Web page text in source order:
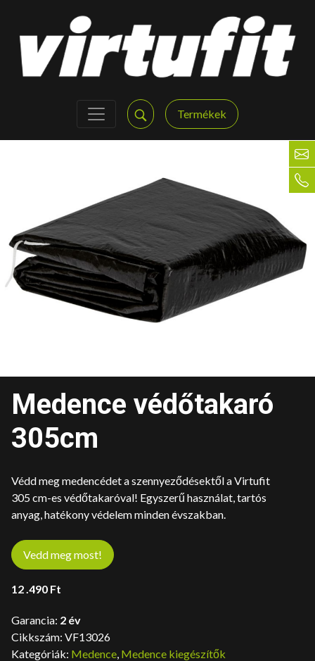
Termékek
Medence védőtakaró
305cm
Védd meg medencédet a szennyeződésektől a Virtufit
305 cm-es védőtakaróval! Egyszerű használat, tartós
anyag, hatékony védelem minden évszakban.
Vedd meg most!
12 .490 Ft
Garancia: 2 év
Cikkszám: VF13026
Kategóriák: Medence, Medence kiegészítők